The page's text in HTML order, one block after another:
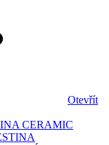
Otevřít
CERAMIC